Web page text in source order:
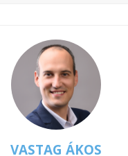
VASTAG ÁKOS